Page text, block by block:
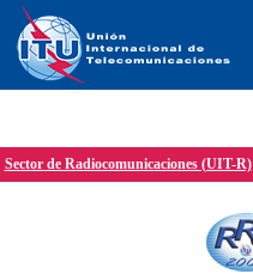
Sector de Radiocomunicaciones (UIT-R)